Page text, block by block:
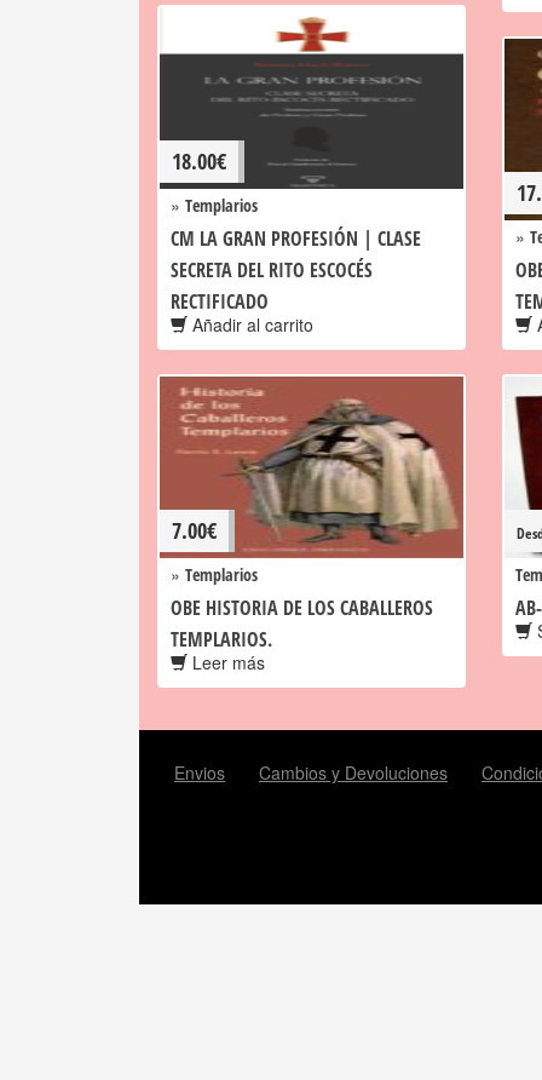
18.00€
» Templarios
CM LA GRAN PROFESIÓN | CLASE
SECRETA DEL RITO ESCOCÉS
RECTIFICADO
Añadir al carrito
»
7.00€
» Templarios
OBE HISTORIA DE LOS CABALLEROS
TEMPLARIOS.
Leer más
Envios Cambios y Devoluciones